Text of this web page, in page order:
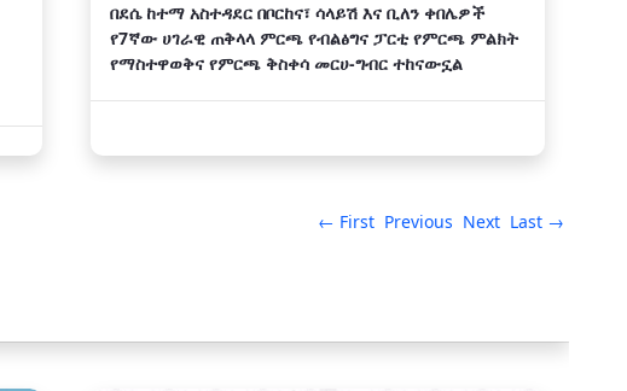
በደሴ ከተማ አስተዳደር በቦርከና፣ ሳላይሽ እና ቢለን ቀበሌዎች
የ7ኛው ሀገራዊ ጠቅላላ ምርጫ የብልፅግና ፓርቲ የምርጫ ምልክት
የማስተዋወቅና የምርጫ ቅስቀሳ መርሀ-ግብር ተከናውኗል
← First Previous Next Last →